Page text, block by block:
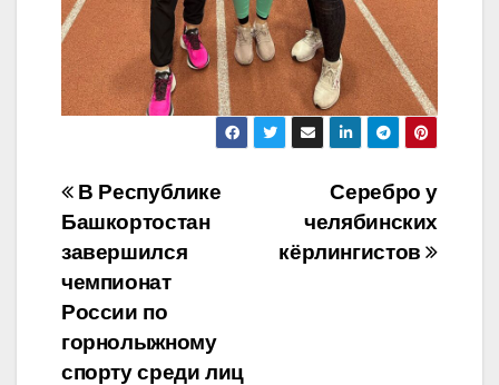
Навигация
по
записям
Серебро у
челябинских
кëрлингистов
В Республике
Башкортостан
завершился
чемпионат
России по
горнолыжному
спорту среди лиц